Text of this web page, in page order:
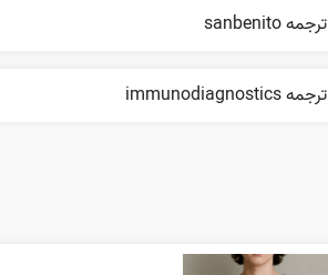
ترجمه sanbenito
ترجمه immunodiagnostics